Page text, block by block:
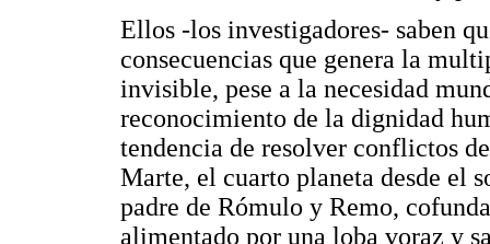
Ellos -los investigadores- saben
consecuencias que genera la
invisible, pese a la necesidad
reconocimiento de la dignidad
tendencia de resolver conflictos
Marte, el cuarto planeta desde el
padre de Rómulo y Remo,
alimentado por una loba voraz y